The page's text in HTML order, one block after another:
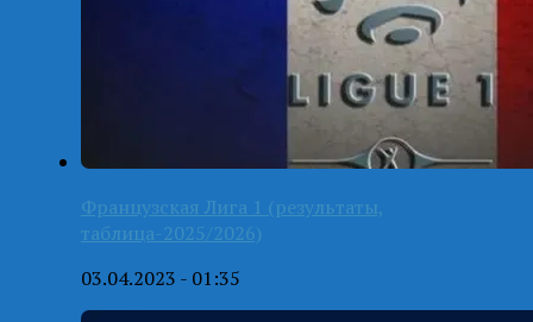
Французская Лига 1 (результаты,
таблица-2025/2026)
03.04.2023 - 01:35